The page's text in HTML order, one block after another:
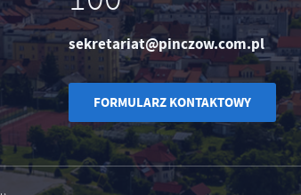
sekretariat@pinczow.com.pl
FORMULARZ KONTAKTOWY